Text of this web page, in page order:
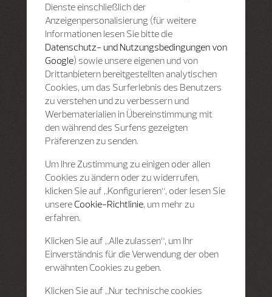
Dienste einschließlich der
Anzeigenpersonalisierung (für weitere
Informationen lesen Sie bitte die
Datenschutz- und Nutzungsbedingungen von
Google) sowie unsere eigenen und von
Drittanbietern bereitgestellten analytischen
Cookies, um das Surferlebnis des Benutzers
zu verstehen und zu verbessern und
Werbematerialien in Übereinstimmung mit
den während des Surfens gezeigten
Präferenzen zu senden.
Um Ihre Zustimmung zu einigen oder allen
Cookies zu ändern oder zu widerrufen,
klicken Sie auf „Konfigurieren“, oder lesen Sie
unsere Cookie-Richtlinie, um mehr zu
erfahren.
Klicken Sie auf „Alle zulassen“, um Ihr
Einverständnis für die Verwendung der oben
erwähnten Cookies zu geben.
Klicken Sie auf „Nur technische cookies